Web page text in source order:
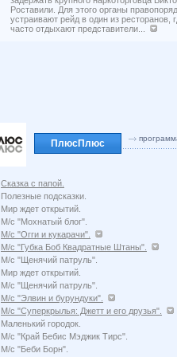
Роставили. Для этого органы
устраивают рейд в один из ресторанов,
часто отдыхают представители...
ПлюсПлюс
Сказка с папой.
Полезные подсказки.
Мир ждет открытий.
М/с "Мохнатый блог".
М/с "Огги и кукарачи".
М/с "Губка Боб Квадратные Штаны".
М/с "Щенячий патруль".
Мир ждет открытий.
М/с "Щенячий патруль".
М/с "Элвин и бурундуки".
М/с "Суперкрылья: Джетт и его друзья".
Маленький городок.
М/с "Край Бебис Мэджик Тирс".
М/с "Беби Борн".